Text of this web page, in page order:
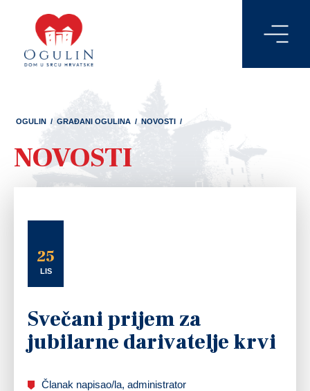
OGULIN / GRAĐANI OGULINA / NOVOSTI /
NOVOSTI
25
LIS
Svečani prijem za
jubilarne darivatelje krvi
Članak napisao/la, administrator